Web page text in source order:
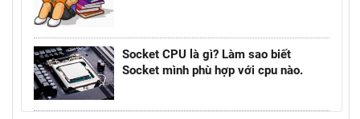
Socket CPU là gì? Làm sao biết
Socket mình phù hợp với cpu nào.